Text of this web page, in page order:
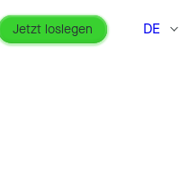
Jetzt loslegen DE